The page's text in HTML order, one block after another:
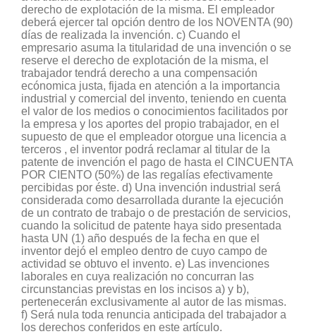
derecho de explotación de la misma. El empleador
deberá ejercer tal opción dentro de los NOVENTA (90)
días de realizada la invención. c) Cuando el
empresario asuma la titularidad de una invención o se
reserve el derecho de explotación de la misma, el
trabajador tendrá derecho a una compensación
ecónomica justa, fijada en atención a la importancia
industrial y comercial del invento, teniendo en cuenta
el valor de los medios o conocimientos facilitados por
la empresa y los aportes del propio trabajador, en el
supuesto de que el empleador otorgue una licencia a
terceros , el inventor podrá reclamar al titular de la
patente de invención el pago de hasta el CINCUENTA
POR CIENTO (50%) de las regalías efectivamente
percibidas por éste. d) Una invención industrial será
considerada como desarrollada durante la ejecución
de un contrato de trabajo o de prestación de servicios,
cuando la solicitud de patente haya sido presentada
hasta UN (1) año después de la fecha en que el
inventor dejó el empleo dentro de cuyo campo de
actividad se obtuvo el invento. e) Las invenciones
laborales en cuya realización no concurran las
circunstancias previstas en los incisos a) y b),
pertenecerán exclusivamente al autor de las mismas.
f) Será nula toda renuncia anticipada del trabajador a
los derechos conferidos en este artículo.